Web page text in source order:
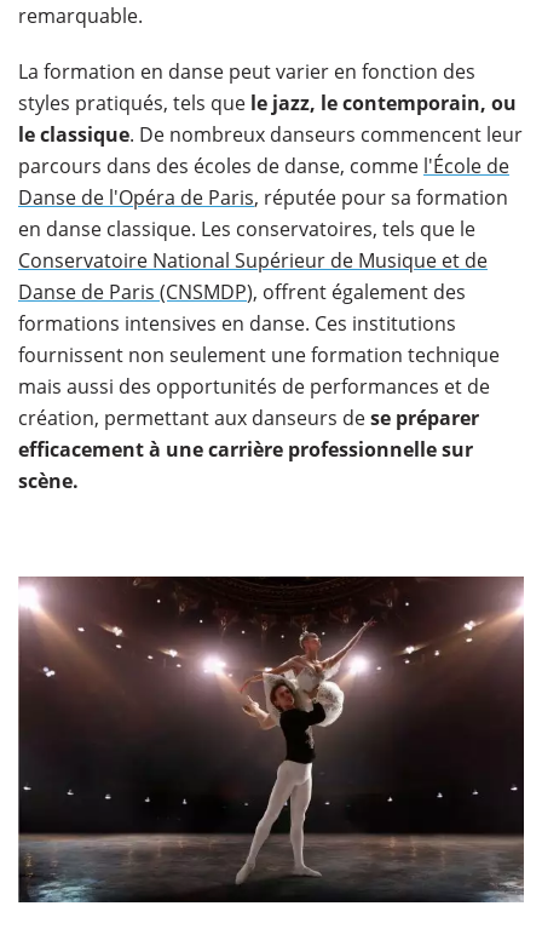
remarquable.
La formation en danse peut varier en fonction des
styles pratiqués, tels que le jazz, le contemporain, ou
le classique. De nombreux danseurs commencent leur
parcours dans des écoles de danse, comme l'École de
Danse de l'Opéra de Paris, réputée pour sa formation
en danse classique. Les conservatoires, tels que le
Conservatoire National Supérieur de Musique et de
Danse de Paris (CNSMDP), offrent également des
formations intensives en danse. Ces institutions
fournissent non seulement une formation technique
mais aussi des opportunités de performances et de
création, permettant aux danseurs dese préparer
efficacement à une carrière professionnelle sur
scène.